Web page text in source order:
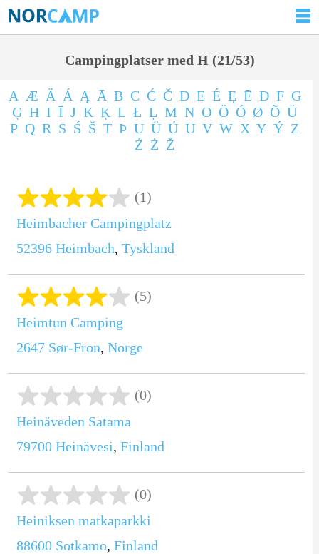
Campingplatser med H (21/53)
A Æ Ä Á Ą Ā B C Ć Č D E É Ę Ē Ð F G
Ģ H I Ī J K Ķ L Ł Ļ M N O Ö Ó Ø Õ Ü
P Q R S Ś Š T Þ U Ü Ú Ū V W X Y Ý Z
Ź Ż Ž
(1)
Heimbacher Campingplatz
52396 Heimbach, Tyskland
(5)
Heimtun Camping
2647 Sør-Fron, Norge
(0)
Heinäveden Satama
79700 Heinävesi, Finland
(0)
Heiniksen matkaparkki
88600 Sotkamo, Finland